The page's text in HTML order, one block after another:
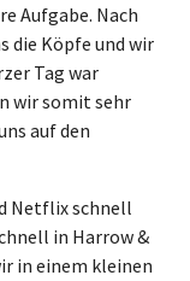
Aufgabe. Nach
die Köpfe und wir
Tag war
wir somit sehr
auf den
Netflix schnell
in Harrow &
in einem kleinen